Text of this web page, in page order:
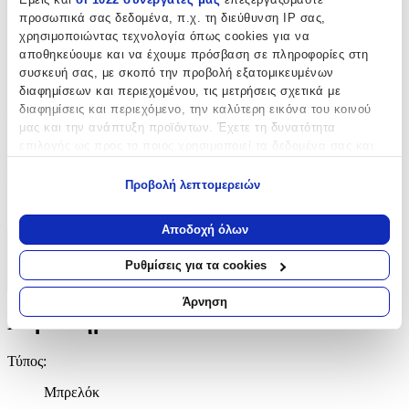
προσωπικά σας δεδομένα, π.χ. τη διεύθυνση IP σας,
χρησιμοποιώντας τεχνολογία όπως cookies για να
αποθηκεύουμε και να έχουμε πρόσβαση σε πληροφορίες στη
συσκευή σας, με σκοπό την προβολή εξατομικευμένων
διαφημίσεων και περιεχομένου, τις μετρήσεις σχετικά με
διαφημίσεις και περιεχόμενο, την καλύτερη εικόνα του κοινού
μας και την ανάπτυξη προϊόντων. Έχετε τη δυνατότητα
Να συλλέξουμε πληροφορίες σχετικά με τη γεωγραφική
σας τοποθεσία, οι οποίες μπορεί να είναι ακριβείς σε
απόσταση μερικών μέτρων
Να αναγνωρίσουμε τη συσκευή σας σαρώνοντας ενεργά
για συγκεκριμένα χαρακτηριστικά (δακτυλικό αποτύπωμα)
Μάθετε περισσότερα σχετικά με τον τρόπο επεξεργασίας των
προσωπικών σας δεδομένων και καθορίστε τις προτιμήσεις σας
στην
ανακαλέσετε τη συγκατάθεσή σας ανά πάσα στιγμή από τη
Δήλωση Cookies.
Προβολή λεπτομερειών
Αποδοχή όλων
Ρυθμίσεις για τα cookies
Άρνηση
Μπρελόκ
με Led:
Όχι
Χειροποίητο:
Χαρακτηριστικά
+
Χαρακτηριστικά
Τύπος:
Μπρελόκ